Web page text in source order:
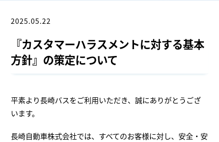
2025.05.22
『カスタマーハラスメントに対する基本
方針』の策定について
平素より長崎バスをご利用いただき、誠にありがとうござ
います。
長崎自動車株式会社では、すべてのお客様に対し、安全・安